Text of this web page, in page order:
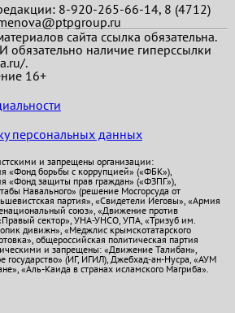
8-920-265-66-14, 8 (4712)
сайта ссылка обязательна.
наличие гиперссылки
.
16+
персональных данных
и запрещены организации:
«Фонд борьбы с коррупцией» («ФБК»),
«Фонд защиты прав граждан» («ФЗПГ»),
Навального» (решение Мосгорсуда от
партия», «Свидетели Иеговы», «Армия
союз», «Движение против
сектор», УНА-УНСО, УПА, «Тризуб им.
дивижн», «Меджлис крымскотатарского
общероссийская политическая партия
и запрещены: «Движение Талибан»,
государство» (ИГ, ИГИЛ), Джебхад-ан-Нусра, «АУМ
«Аль-Каида в странах исламского Магриба».